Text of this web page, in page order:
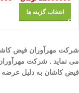
انتخاب گزینه ها
فیض کاشان به دلیل عرضه